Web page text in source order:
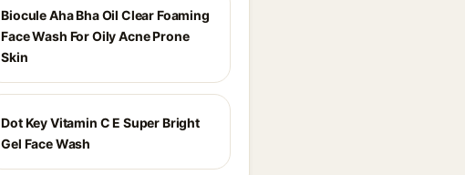
Biocule Aha Bha Oil Clear Foaming
Face Wash For Oily Acne Prone
Skin
Dot Key Vitamin C E Super Bright
Gel Face Wash